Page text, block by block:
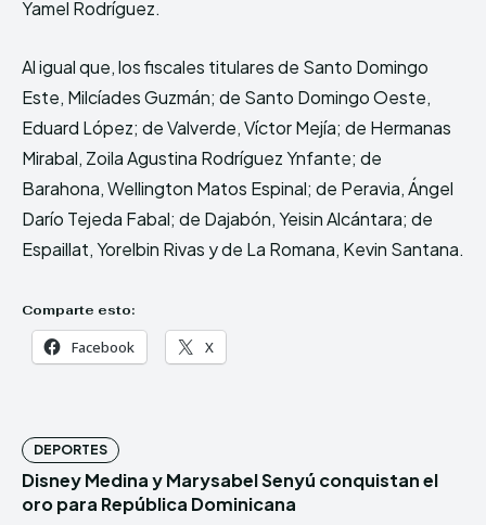
Yamel Rodríguez.
Al igual que, los fiscales titulares de Santo Domingo
Este, Milcíades Guzmán; de Santo Domingo Oeste,
Eduard López; de Valverde, Víctor Mejía; de Hermanas
Mirabal, Zoila Agustina Rodríguez Ynfante; de
Barahona, Wellington Matos Espinal; de Peravia, Ángel
Darío Tejeda Fabal; de Dajabón, Yeisin Alcántara; de
Espaillat, Yorelbin Rivas y de La Romana, Kevin Santana.
Comparte esto:
Facebook X
DEPORTES
Disney Medina y Marysabel Senyú conquistan el
oro para República Dominicana